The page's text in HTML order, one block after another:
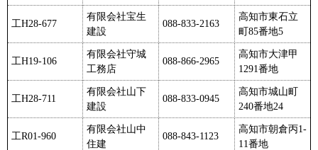
工H28-677
有限会社宝生
建設
088-833-2163
高知市東石立
町85番地5
工H19-106
有限会社守城
工務店
088-866-2965
高知市大津甲
1291番地
工H28-711
有限会社山下
建設
088-833-0945
高知市城山町
240番地24
工R01-960
有限会社山中
住建
088-843-1123
高知市朝倉丙1-
11番地